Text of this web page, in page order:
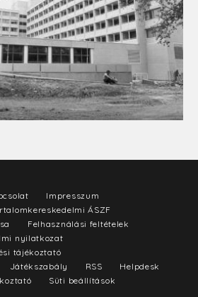
Impresszum
ÁSZF
Felhasználási feltételek
nyilatkozat
tájékoztató
Játékszabály RSS
Helpdesk
Süti beállítások